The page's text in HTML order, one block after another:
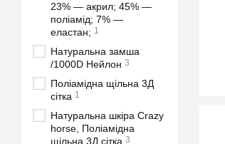
23% — акрил; 45% —
поліамід; 7% —
еластан; 1
Натуральна замша
/1000D Нейлон 3
Поліамідна щільна 3Д
сітка 1
Натуральна шкіра Crazy
horse, Поліамідна
щільна 3Д сітка 3